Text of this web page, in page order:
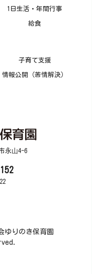
1日生活・年間行事
給食
子育て支援
情報公開（苦情解決）
永⼭4-6
ゆりのき保育園